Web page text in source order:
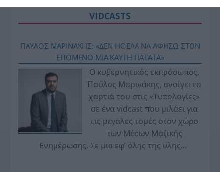
VIDCASTS
ΠΑΥΛΟΣ ΜΑΡΙΝΑΚΗΣ: «ΔΕΝ ΗΘΕΛΑ ΝΑ ΑΦΗΣΩ ΣΤΟΝ
ΕΠΟΜΕΝΟ ΜΙΑ ΚΑΥΤΗ ΠΑΤΑΤΑ»
Ο κυβερνητικός εκπρόσωπος,
Παύλος Μαρινάκης, ανοίγει τα
χαρτιά του στις «Τυπολογίες»
σε ένα vidcast που μιλάει για
τις μεγάλες τομές στον χώρο
των Μέσων Μαζικής
Ενημέρωσης. Σε μια εφ’ όλης της ύλης